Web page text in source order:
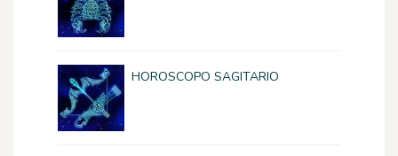
HOROSCOPO SAGITARIO